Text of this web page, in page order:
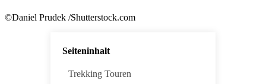
©Daniel Prudek /Shutterstock.com
Seiteninhalt
Trekking Touren